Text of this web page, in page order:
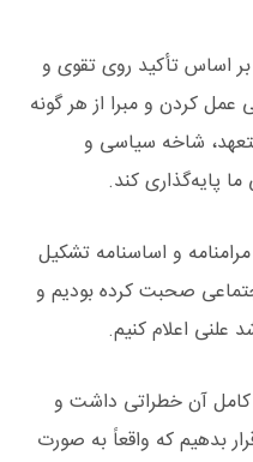
بر اساس تأکید روی تقوی و
کردن و مبرا از هر گونه
شاخه سیاسی و
پایه‌گذاری کند.
مرامنامه و اساسنامه تشکیل
صحبت کرده بودیم و
اعلام کنیم.
کامل آن خطراتی داشت و
بدهیم که واقعاً به صورت